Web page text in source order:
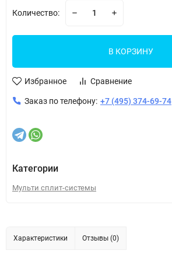
Количество:
В КОРЗИНУ
Избранное Сравнение
Заказ по телефону: +7 (495) 374-69-74
Категории
Мульти сплит-системы
Характеристики Отзывы (0)